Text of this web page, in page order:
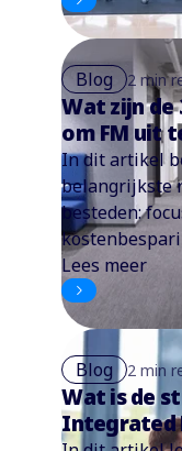
Blog 2 min
Wat zijn de
om FM uit
In dit artikel
belangrijkste
besteden:
Lees meer
Blog 2 min
Wat is de
Integrated